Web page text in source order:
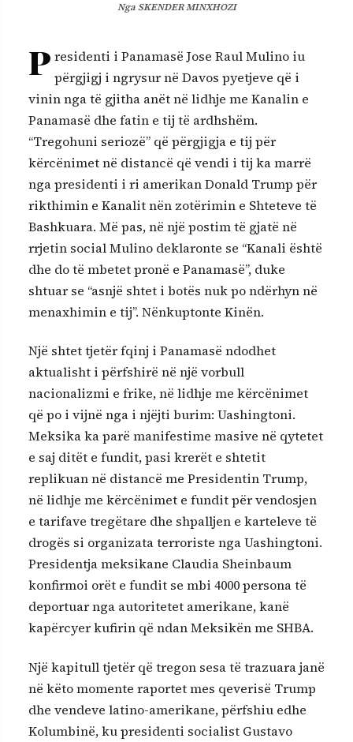
NgaSKENDER MINXHOZI
P residenti i Panamasë Jose Raul Mulino iu
përgjigj i ngrysur në Davos pyetjeve që i
vinin nga të gjitha anët në lidhje me Kanalin e
Panamasë dhe fatin e tij të ardhshëm.
“Tregohuni seriozë” që përgjigja e tij për
kërcënimet në distancë që vendi i tij ka marrë
nga presidenti i ri amerikan Donald Trump për
rikthimin e Kanalit nën zotërimin e Shteteve të
Bashkuara. Më pas, në një postim të gjatë në
rrjetin social Mulino deklaronte se “Kanali është
dhe do të mbetet pronë e Panamasë”, duke
shtuar se “asnjë shtet i botës nuk po ndërhyn në
menaxhimin e tij”. Nënkuptonte Kinën.
Një shtet tjetër fqinj i Panamasë ndodhet
aktualisht i përfshirë në një vorbull
nacionalizmi e frike, në lidhje me kërcënimet
që po i vijnë nga i njëjti burim: Uashingtoni.
Meksika ka parë manifestime masive në qytetet
e saj ditët e fundit, pasi krerët e shtetit
replikuan në distancë me Presidentin Trump,
në lidhje me kërcënimet e fundit për vendosjen
e tarifave tregëtare dhe shpalljen e karteleve të
drogës si organizata terroriste nga Uashingtoni.
Presidentja meksikane Claudia Sheinbaum
konfirmoi orët e fundit se mbi 4000 persona të
deportuar nga autoritetet amerikane, kanë
kapërcyer kufirin që ndan Meksikën me SHBA.
Një kapitull tjetër që tregon sesa të trazuara janë
në këto momente raportet mes qeverisë Trump
dhe vendeve latino-amerikane, përfshiu edhe
Kolumbinë, ku presidenti socialist Gustavo